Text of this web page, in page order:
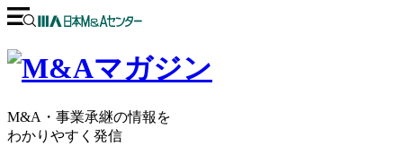
M&A・事業承継の情報を
わかりやすく発信